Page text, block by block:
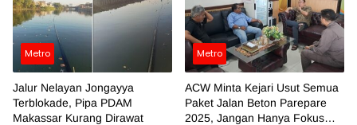
Metro
Jalur Nelayan Jongayya
Terblokade, Pipa PDAM
Makassar Kurang Dirawat
Metro
ACW Minta Kejari Usut Semua
Paket Jalan Beton Parepare
2025, Jangan Hanya Fokus